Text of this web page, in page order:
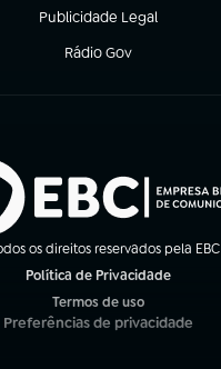
Publicidade Legal
(abre em nova aba)
Rádio Gov
(abre em nova aba)
os direitos reservados pela EBC
Política de Privacidade
Termos de uso
(abre em nova aba)
Preferências de privacidade